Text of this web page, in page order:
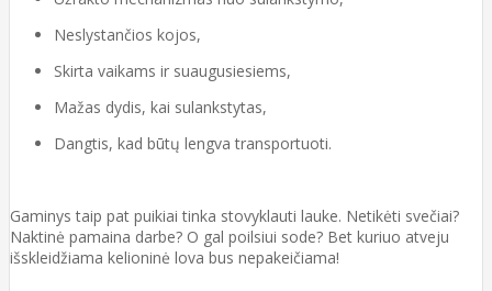
Neslystančios kojos,
Skirta vaikams ir suaugusiesiems,
Mažas dydis, kai sulankstytas,
Dangtis, kad būtų lengva transportuoti.
Gaminys taip pat puikiai tinka stovyklauti lauke. Netikėti svečiai?
Naktinė pamaina darbe? O gal poilsiui sode? Bet kuriuo atveju
išskleidžiama kelioninė lova bus nepakeičiama!